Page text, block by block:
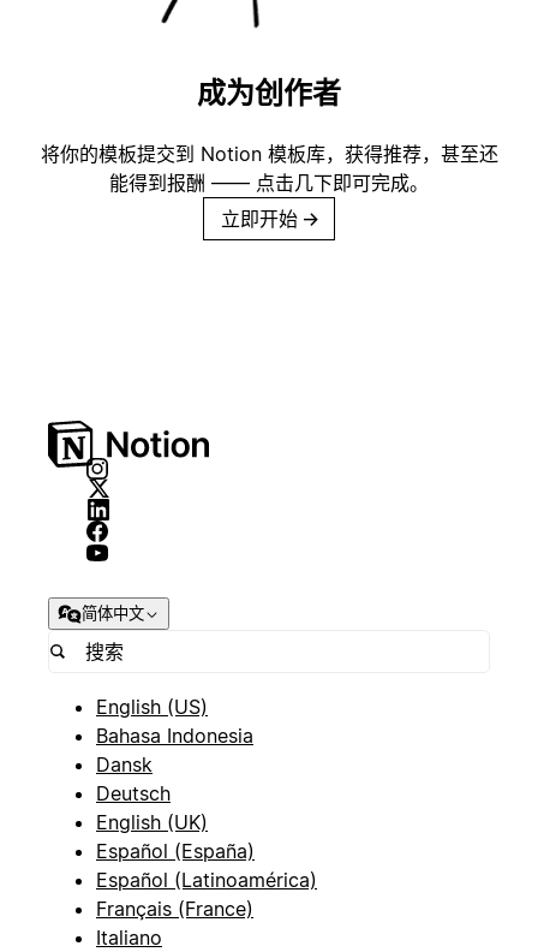
成为创作者
将你的模板提交到 Notion 模板库，获得推荐，甚至还
能得到报酬 —— 点击几下即可完成。
立即开始 →
简体中文
English (US)
Bahasa Indonesia
Dansk
Deutsch
English (UK)
Español (España)
Español (Latinoamérica)
Français (France)
Italiano